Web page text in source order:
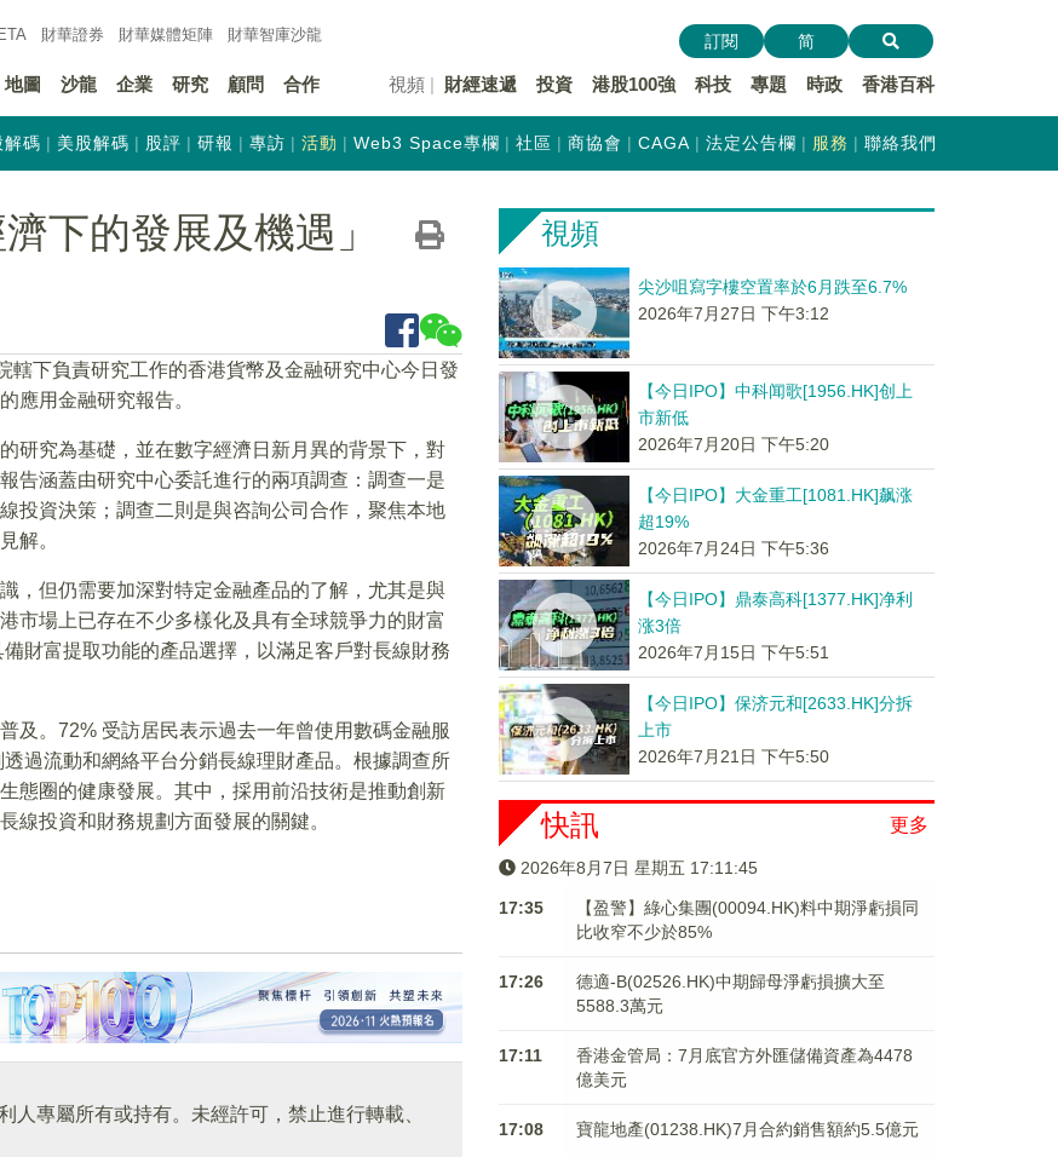
財華證券 財華媒體矩陣 財華智庫沙龍
地圖 沙龍 企業 研究 顧問 合作 視頻 財經速遞 投資 港股100強 科技 專題 時政 香港百科
訂閱 简
解碼 美股解碼 股評 研報 專訪 活動 Web3 Space專欄 社區 商協會 CAGA 法定公告欄 服務 聯絡我們
下的發展及機遇」
轄下負責研究工作的香港貨幣及金融研究中心今日發
應用金融研究報告。
研究為基礎，並在數字經濟日新月異的背景下，對
告涵蓋由研究中心委託進行的兩項調查：調查一是
投資決策；調查二則是與咨詢公司合作，聚焦本地
解。
，但仍需要加深對特定金融產品的了解，尤其是與
市場上已存在不少多樣化及具有全球競爭力的財富
財富提取功能的產品選擇，以滿足客戶對長線財務
及。72% 受訪居民表示過去一年曾使用數碼金融服
過流動和網絡平台分銷長線理財產品。根據調查所
態圈的健康發展。其中，採用前沿技術是推動創新
線投資和財務規劃方面發展的關鍵。
專屬所有或持有。未經許可，禁止進行轉載、
視頻
尖沙咀寫字樓空置率於6月跌至6.7%
2026年7月27日 下午3:12
【今日IPO】中科闻歌[1956.HK]创上
市新低
2026年7月20日 下午5:20
【今日IPO】大金重工[1081.HK]飙涨
超19%
2026年7月24日 下午5:36
【今日IPO】鼎泰高科[1377.HK]净利
涨3倍
2026年7月15日 下午5:51
【今日IPO】保济元和[2633.HK]分拆
上市
2026年7月21日 下午5:50
更多
快訊
2026年8月7日 星期五 17:11:46
17:35
【盈警】綠心集團(00094.HK)料中期淨虧損同
比收窄不少於85%
17:26
德適-B(02526.HK)中期歸母淨虧損擴大至
5588.3萬元
17:11
香港金管局：7月底官方外匯儲備資產為4478
億美元
17:08 寶龍地產(01238.HK)7月合約銷售額約5.5億元